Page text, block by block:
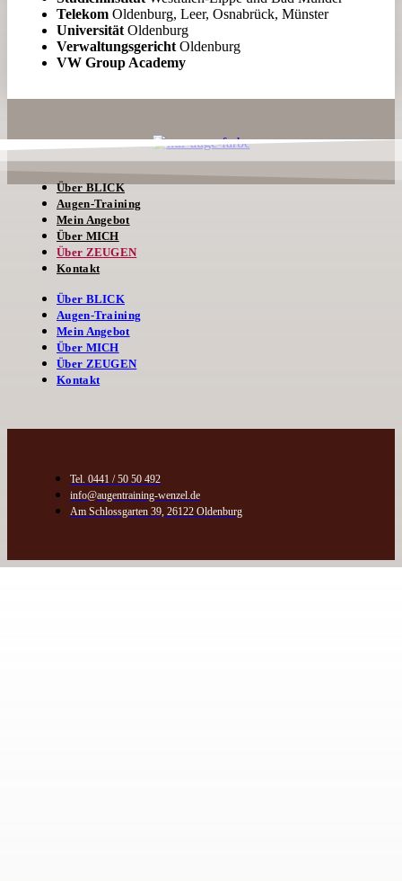
Telekom Oldenburg, Leer, Osnabrück, Münster
Universität Oldenburg
Verwaltungsgericht Oldenburg
VW Group Academy
Über BLICK
Augen-Training
Mein Angebot
Über MICH
Über ZEUGEN
Kontakt
Über BLICK
Augen-Training
Mein Angebot
Über MICH
Über ZEUGEN
Kontakt
Tel. 0441 / 50 50 492
info@augentraining-wenzel.de
Am Schlossgarten 39, 26122 Oldenburg